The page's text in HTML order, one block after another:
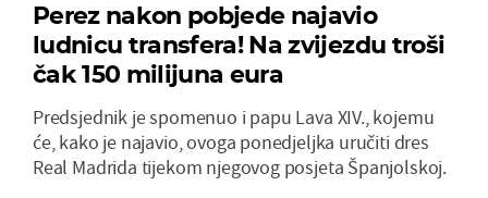
Perez nakon pobjede najavio
ludnicu transfera! Na zvijezdu troši
čak 150 milijuna eura
Predsjednik je spomenuo i papu Lava XIV., kojemu
će, kako je najavio, ovoga ponedjeljka uručiti dres
Real Madrida tijekom njegovog posjeta Španjolskoj.